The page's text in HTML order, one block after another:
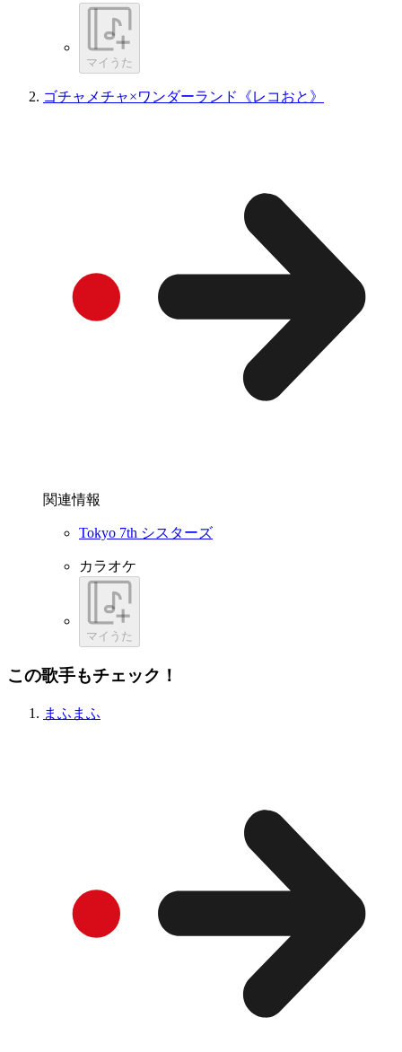
マイうた
ゴチャメチャ×ワンダーランド《レコおと》
関連情報
Tokyo 7th シスターズ
カラオケ
マイうた
この歌手もチェック！
まふまふ